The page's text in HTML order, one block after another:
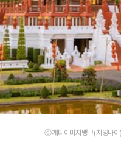
ⓒ게티이미지뱅크(치앙마이)